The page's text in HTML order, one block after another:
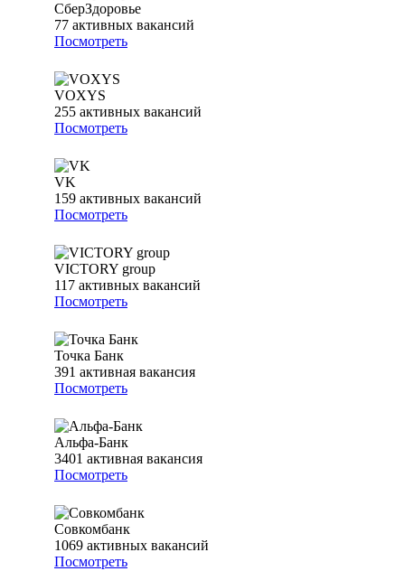
СберЗдоровье
77 активных вакансий
Посмотреть
VOXYS
255 активных вакансий
Посмотреть
VK
159 активных вакансий
Посмотреть
VICTORY group
117 активных вакансий
Посмотреть
Точка Банк
391 активная вакансия
Посмотреть
Альфа-Банк
3401 активная вакансия
Посмотреть
Совкомбанк
1069 активных вакансий
Посмотреть